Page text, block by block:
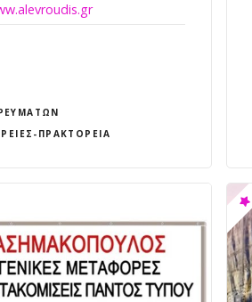
ΠΡΑΚΤΟΡΕΊΑ